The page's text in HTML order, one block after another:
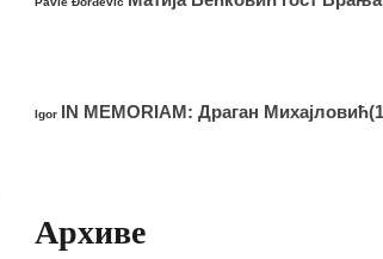
Igor IN MEMORIAM: Драган
Архиве